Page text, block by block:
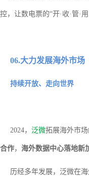
控，让数电票的“开·收·管·
06.大力发展海外市场
持续开放、走向世界
2024， 泛微拓展海外市
合作， 海外数据中心落地新
历经多年发展，泛微在